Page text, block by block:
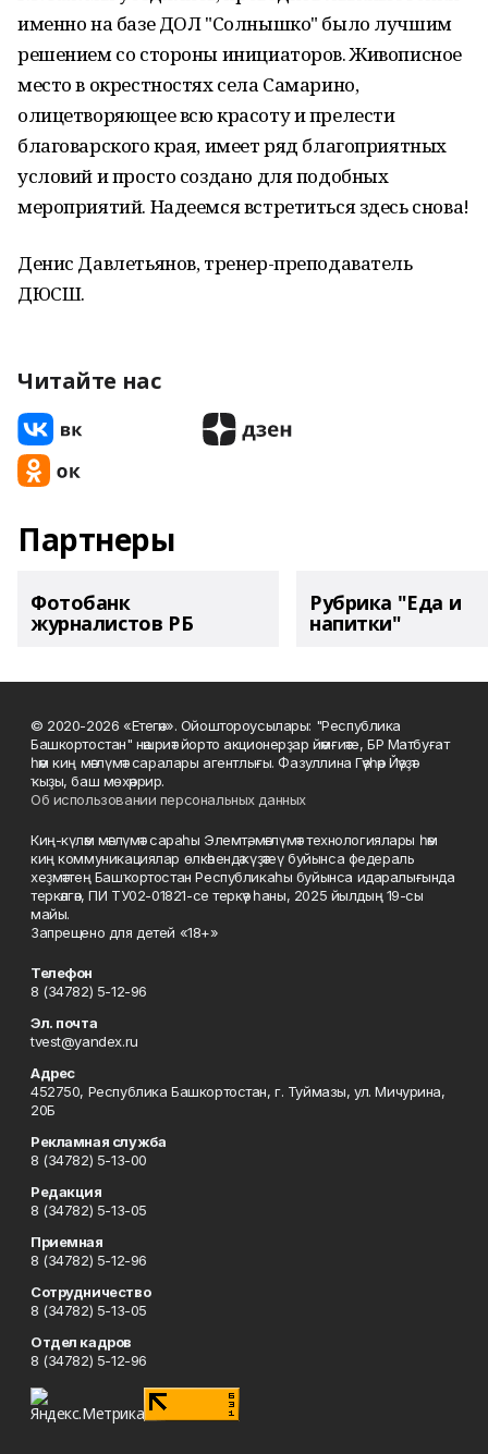
именно на базе ДОЛ "Солнышко" было лучшим
решением со стороны инициаторов. Живописное
место в окрестностях села Самарино,
олицетворяющее всю красоту и прелести
благоварского края, имеет ряд благоприятных
условий и просто создано для подобных
мероприятий. Надеемся встретиться здесь снова!
Денис Давлетьянов, тренер-преподаватель
ДЮСШ.
Читайте нас
Партнеры
Фотобанк
журналистов РБ
Рубрика "Еда и
напитки"
© 2020-2026 «Етегән». Ойоштороусылары: "Республика
Башкортостан" нәшриәт йорто акционерҙар йәмғиәте, БР Матбуғат
һәм киң мәғлүмәт саралары агентлығы. Фазуллина Гәүһәр Йәүҙәт
ҡыҙы, баш мөхәррир.
Об использовании персональных данных
Киң-күләм мәғлүмәт сараһы Элемтә, мәғлүмәт технологиялары һәм
киң коммуникациялар өлкәһендә күҙәтеү буйынса федераль
хеҙмәттең Башҡортостан Республикаһы буйынса идаралығында
теркәлгән, ПИ ТУ02-01821-се теркәү һаны, 2025 йылдың 19-сы
майы.
Запрещено для детей «18+»
Телефон
8 (34782) 5-12-96
Эл. почта
tvest@yandex.ru
Адрес
452750, Республика Башкортостан, г. Туймазы, ул. Мичурина,
20Б
Рекламная служба
8 (34782) 5-13-00
Редакция
8 (34782) 5-13-05
Приемная
8 (34782) 5-12-96
Сотрудничество
8 (34782) 5-13-05
Отдел кадров
8 (34782) 5-12-96